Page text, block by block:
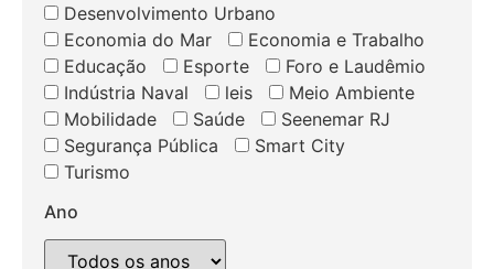
Desenvolvimento Urbano
Economia do Mar
Economia e Trabalho
Educação
Esporte
Foro e Laudêmio
Indústria Naval
leis
Meio Ambiente
Mobilidade
Saúde
Seenemar RJ
Segurança Pública
Smart City
Turismo
Ano